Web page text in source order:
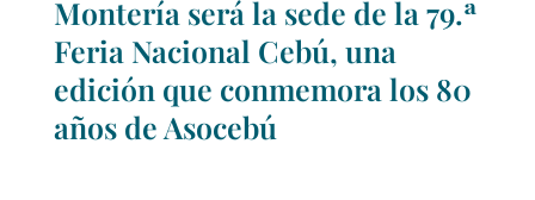
Montería será la sede de la 79.ª
Feria Nacional Cebú, una
edición que conmemora los 80
años de Asocebú